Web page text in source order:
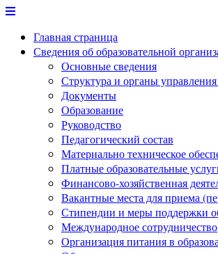
Перейти
содержимому
Главная страница
Сведения об образовательной
Основные сведения
Структура и органы
Документы
Образование
Руководство
Педагогический состав
Материально техническое
Платные образовательные
Финансово-хозяйственная
Вакантные места для приема
Стипендии и меры поддержки
Международное сотрудничество
Организация питания в